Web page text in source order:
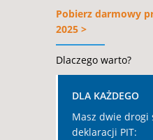
Pobierz darmowy
2025 >
Dlaczego warto?
DLA KAŻDEGO
Masz dwie drogi
deklaracji PIT: